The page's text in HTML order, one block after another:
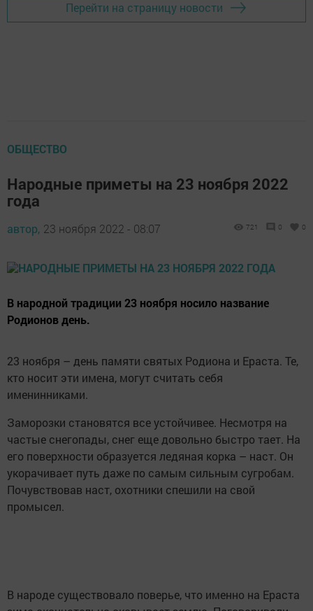
Перейти на страницу новости
ОБЩЕСТВО
Народные приметы на 23 ноября 2022
года
автор, 23 ноября 2022 - 08:07 721 0 0
В народной традиции 23 ноября носило название
Родионов день.
23 ноября – день памяти святых Родиона и Ераста. Те,
кто носит эти имена, могут считать себя
именинниками.
Заморозки становятся все устойчивее. Несмотря на
частые снегопады, снег еще довольно быстро тает. На
его поверхности образуется ледяная корка – наст. Он
укорачивает путь даже по самым сильным сугробам.
Почувствовав наст, охотники спешили на свой
промысел.
В народе существовало поверье, что именно на Ераста